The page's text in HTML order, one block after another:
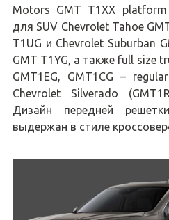
Motors GMT T1XX platform
для SUV Chevrolet Tahoe
T1UG и Chevrolet Suburban
GMT T1YG, а также full size
GMT1EG, GMT1CG –
Chevrolet Silverado
Дизайн передней
выдержан в стиле